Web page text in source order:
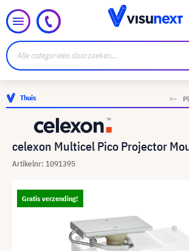
Thuis
celexon Multicel Pico Projector
Artikelnr: 1091395
Gratis verzending!